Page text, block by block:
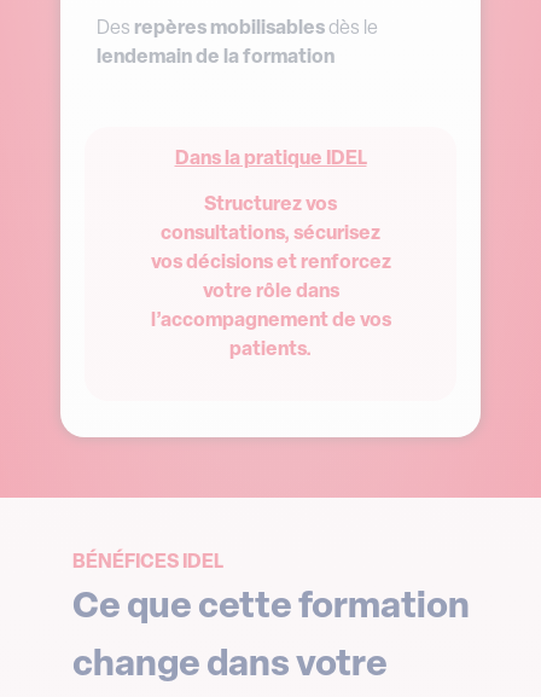
Des repères mobilisablesdès le
lendemain de la formation
Dans la pratique IDEL
Structurez vos
consultations, sécurisez
vos décisions et renforcez
votre rôle dans
l’accompagnement de vos
patients.
BÉNÉFICES IDEL
Ce que cette formation
change dans votre